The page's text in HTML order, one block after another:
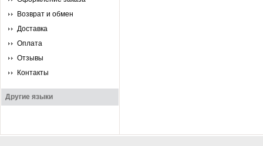
Возврат и обмен
Доставка
Оплата
Отзывы
Контакты
Другие языки